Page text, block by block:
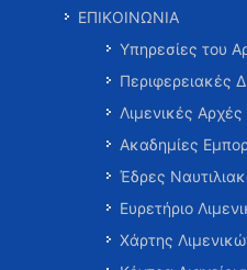
ΕΠΙΚΟΙΝΩΝΙΑ
Υπηρεσίες του
Περιφερειακές
Λιμενικές Αρχές
Ακαδημίες
Έδρες
Ευρετήριο
Χάρτης